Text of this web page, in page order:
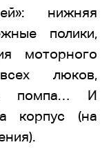
нижняя
полики,
моторного
люков,
помпа… И
корпус (на